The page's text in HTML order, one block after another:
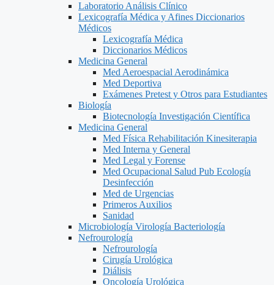
Laboratorio Análisis Clínico
Lexicografía Médica y Afines Diccionarios
Médicos
Lexicografía Médica
Diccionarios Médicos
Medicina General
Med Aeroespacial Aerodinámica
Med Deportiva
Exámenes Pretest y Otros para Estudiantes
Biología
Biotecnología Investigación Científica
Medicina General
Med Física Rehabilitación Kinesiterapia
Med Interna y General
Med Legal y Forense
Med Ocupacional Salud Pub Ecología
Desinfección
Med de Urgencias
Primeros Auxilios
Sanidad
Microbiología Virología Bacteriología
Nefrourología
Nefrourología
Cirugía Urológica
Diálisis
Oncología Urológica